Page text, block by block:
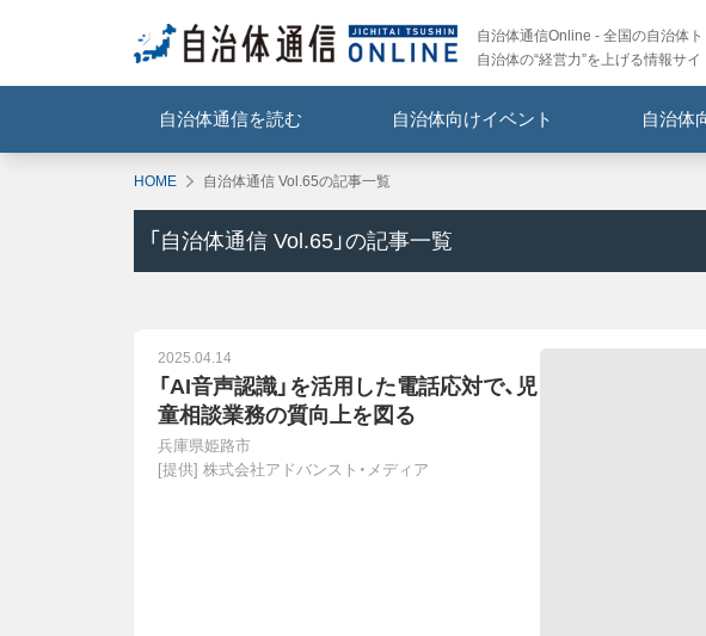
自治体通信Online - 全国の自治体ト
自治体の“経営力”を上げる情報サイ
自治体通信を読む 自治体向けイベント 自治体
HOME 自治体通信 Vol.65の記事一覧
「 自治体通信 Vol.65 」の記事一覧
2025.04.14
「AI音声認識」を活用した電話応対で、児
童相談業務の質向上を図る
兵庫県姫路市
[提供] 株式会社アドバンスト・メディア